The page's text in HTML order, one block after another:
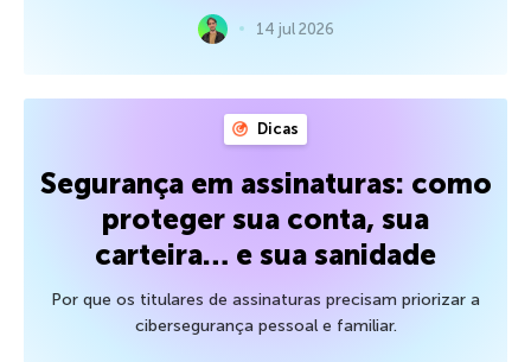
14 jul 2026
Dicas
Segurança em assinaturas: como
proteger sua conta, sua
carteira… e sua sanidade
Por que os titulares de assinaturas precisam priorizar a
cibersegurança pessoal e familiar.